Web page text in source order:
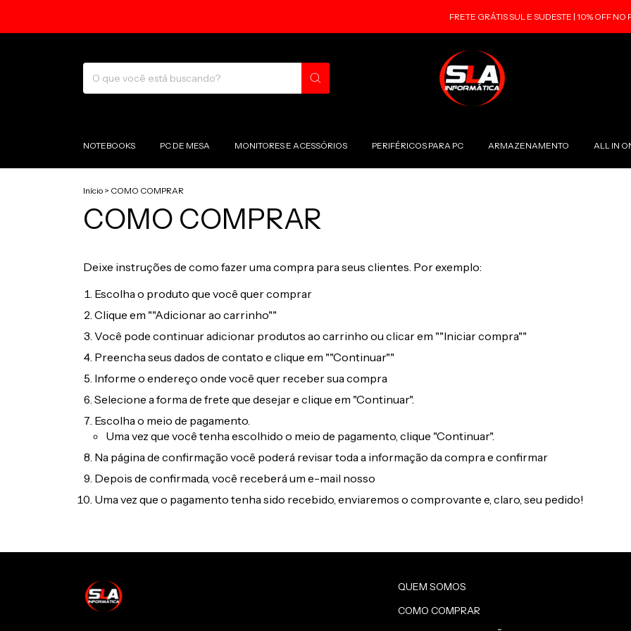
FRETE GRÁTIS SUL E SUDESTE | 10% OFF NO
NOTEBOOKS PC DE MESA MONITORES E ACESSÓRIOS PERIFÉRICOS PARA PC ARMAZENAMENTO ALL IN
Início > COMO COMPRAR
COMO COMPRAR
Deixe instruções de como fazer uma compra para seus clientes. Por exemplo:
Escolha o produto que você quer comprar
Clique em ""Adicionar ao carrinho""
Você pode continuar adicionar produtos ao carrinho ou clicar em ""Iniciar compra""
Preencha seus dados de contato e clique em ""Continuar""
Informe o endereço onde você quer receber sua compra
Selecione a forma de frete que desejar e clique em "Continuar".
Escolha o meio de pagamento.
Uma vez que você tenha escolhido o meio de pagamento, clique "Continuar".
Na página de confirmação você poderá revisar toda a informação da compra e confirmar
Depois de confirmada, você receberá um e-mail nosso
Uma vez que o pagamento tenha sido recebido, enviaremos o comprovante e, claro, seu pedido!
QUEM SOMOS
COMO COMPRAR